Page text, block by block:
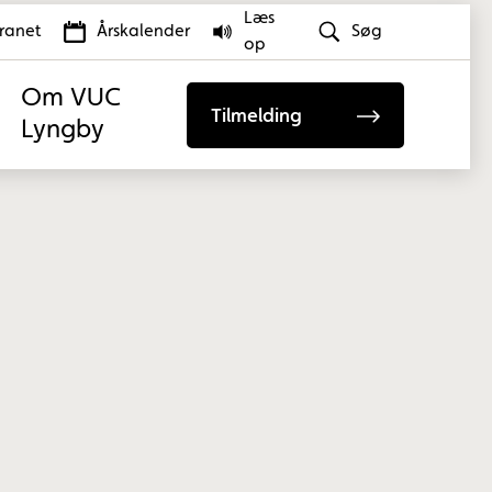
Årskalender
Læs
op
Søg
Om VUC
Lyngby
Tilmelding